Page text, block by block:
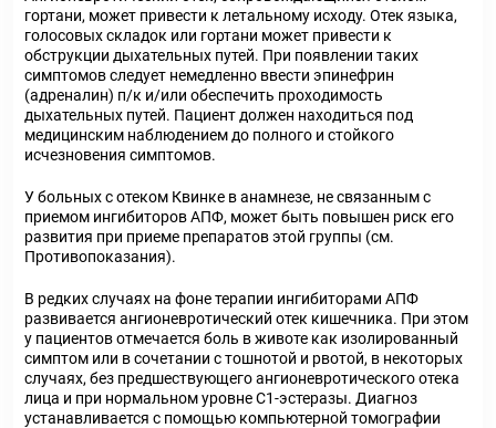
гортани, может привести к летальному исходу. Отек языка,
голосовых складок или гортани может привести к
обструкции дыхательных путей. При появлении таких
симптомов следует немедленно ввести эпинефрин
(адреналин) п/к и/или обеспечить проходимость
дыхательных путей. Пациент должен находиться под
медицинским наблюдением до полного и стойкого
исчезновения симптомов.
У больных с отеком Квинке в анамнезе, не связанным с
приемом ингибиторов АПФ, может быть повышен риск его
развития при приеме препаратов этой группы (см.
Противопоказания).
В редких случаях на фоне терапии ингибиторами АПФ
развивается ангионевротический отек кишечника. При этом
у пациентов отмечается боль в животе как изолированный
симптом или в сочетании с тошнотой и рвотой, в некоторых
случаях, без предшествующего ангионевротического отека
лица и при нормальном уровне С1-эстеразы. Диагноз
устанавливается с помощью компьютерной томографии